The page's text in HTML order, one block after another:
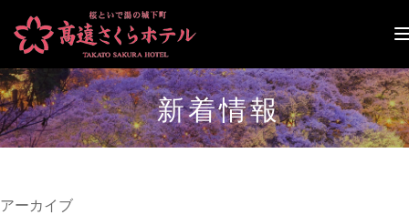
ナ
ゲ
ー
シ
ョ
ン
新着情報
アーカイブ